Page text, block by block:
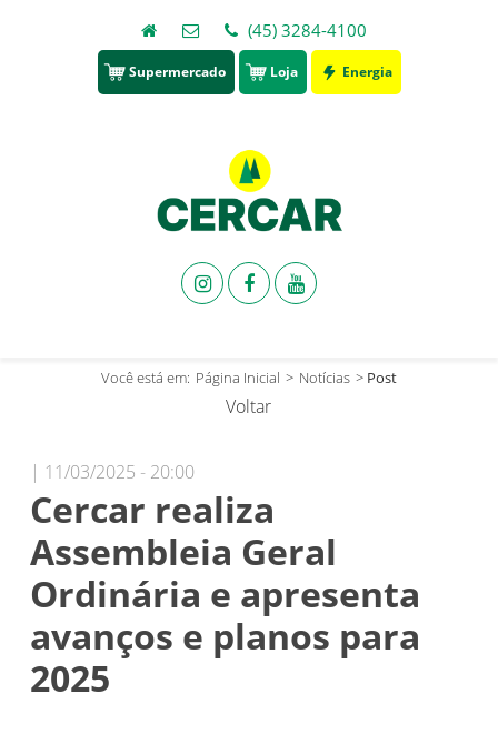
(45) 3284-4100
Supermercado Loja Energia
Você está em: Página Inicial > Notícias > Post
Voltar
| 11/03/2025 - 20:00
Cercar realiza
Assembleia Geral
Ordinária e apresenta
avanços e planos para
2025